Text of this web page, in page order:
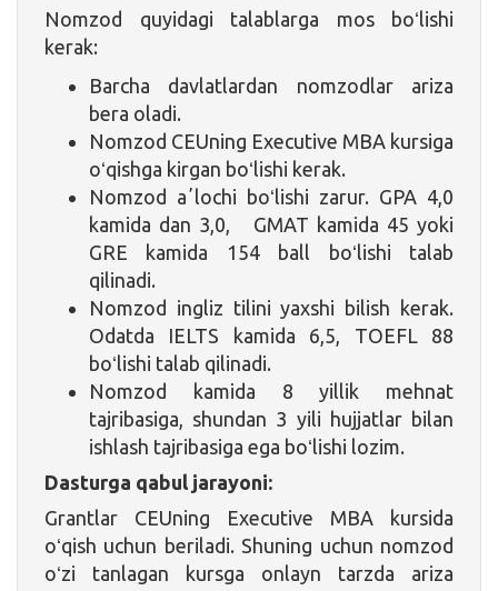
Nomzod quyidagi talablarga mos boʻlishi
kerak:
Barcha davlatlardan nomzodlar ariza
bera oladi.
Nomzod CEUning Executive MBA kursiga
oʻqishga kirgan boʻlishi kerak.
Nomzod aʼlochi boʻlishi zarur. GPA 4,0
kamida dan 3,0, GMAT kamida 45 yoki
GRE kamida 154 ball boʻlishi talab
qilinadi.
Nomzod ingliz tilini yaxshi bilish kerak.
Odatda IELTS kamida 6,5, TOEFL 88
boʻlishi talab qilinadi.
Nomzod kamida 8 yillik mehnat
tajribasiga, shundan 3 yili hujjatlar bilan
ishlash tajribasiga ega boʻlishi lozim.
Dasturga qabul jarayoni:
Grantlar CEUning Executive MBA kursida
oʻqish uchun beriladi. Shuning uchun nomzod
oʻzi tanlagan kursga onlayn tarzda ariza